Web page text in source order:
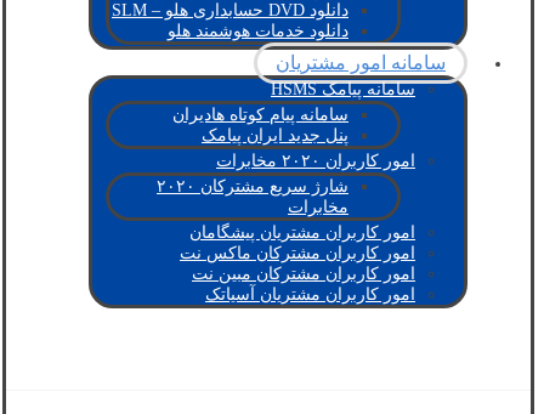
دانلود DVD حسابداری هلو – SLM
دانلود خدمات هوشمند هلو
سامانه امور مشتریان
سامانه پیامک HSMS
سامانه پیام کوتاه هادیران
پنل جدید ایران پیامک
امور کاربران ۲۰۲۰ مخابرات
شارژ سریع مشترکان ۲۰۲۰
مخابرات
امور کاربران مشتریان پیشگامان
امور کاربران مشترکان ماکس نت
امور کاربران مشترکان مبین نت
امور کاربران مشتریان آسیاتک